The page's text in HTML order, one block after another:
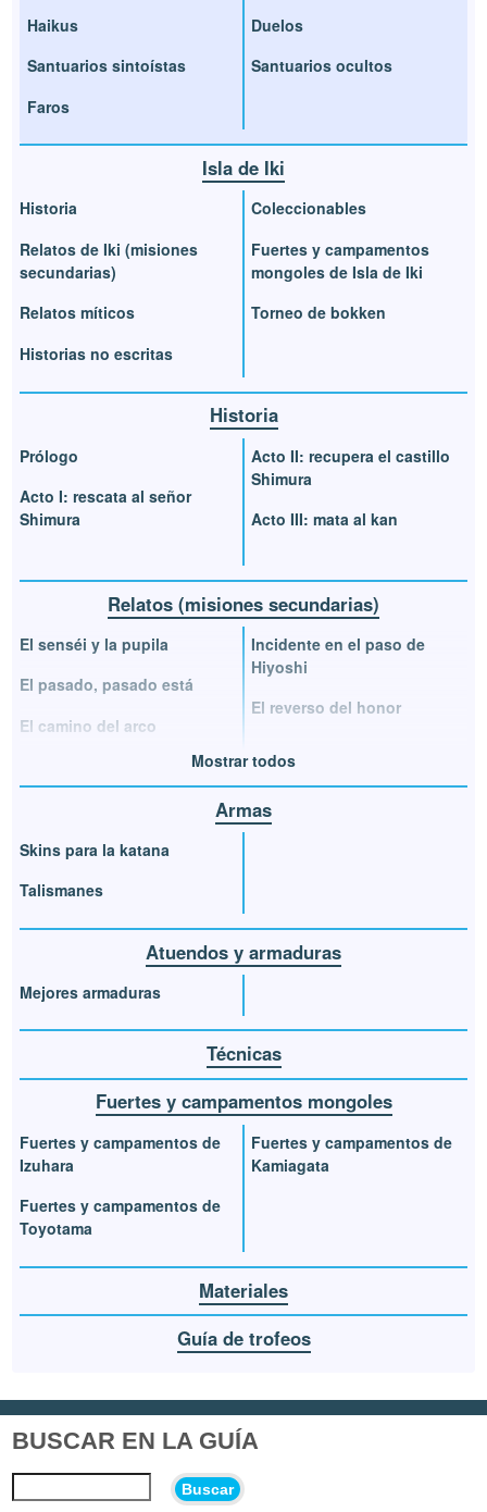
Haikus
Santuarios sintoístas
Faros
Duelos
Santuarios ocultos
Isla de Iki
Historia
Relatos de Iki (misiones
secundarias)
Relatos míticos
Historias no escritas
Coleccionables
Fuertes y campamentos
mongoles de Isla de Iki
Torneo de bokken
Historia
Prólogo
Acto I: rescata al señor
Shimura
Acto II: recupera el castillo
Shimura
Acto III: mata al kan
Relatos (misiones secundarias)
El senséi y la pupila
El pasado, pasado está
El camino del arco
Incidente en el paso de
Hiyoshi
El reverso del honor
Mostrar todos
Armas
Skins para la katana
Talismanes
Atuendos y armaduras
Mejores armaduras
Técnicas
Fuertes y campamentos mongoles
Fuertes y campamentos de
Izuhara
Fuertes y campamentos de
Toyotama
Fuertes y campamentos de
Kamiagata
Materiales
Guía de trofeos
BUSCAR EN LA GUÍA
Buscar